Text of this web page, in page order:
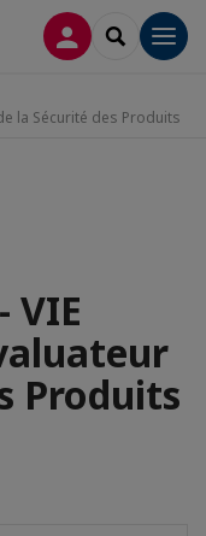
CONNEXION
la Sécurité des Produits
VIE
Produits